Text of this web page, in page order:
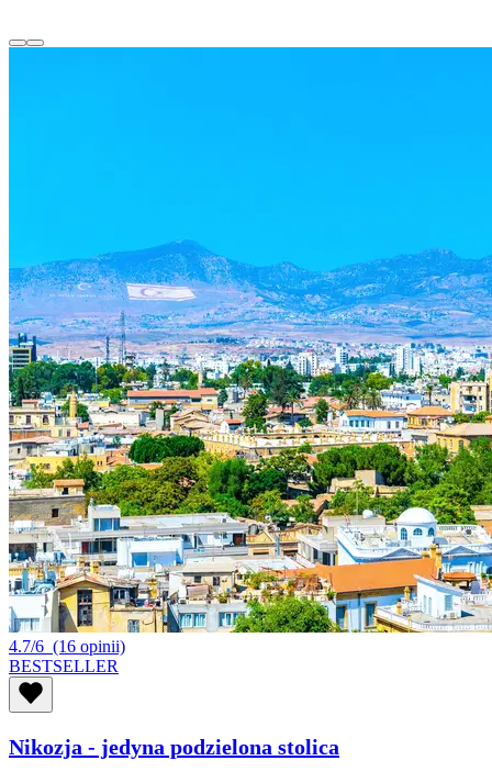
4.7/6 (16 opinii)
BESTSELLER
Nikozja - jedyna podzielona stolica